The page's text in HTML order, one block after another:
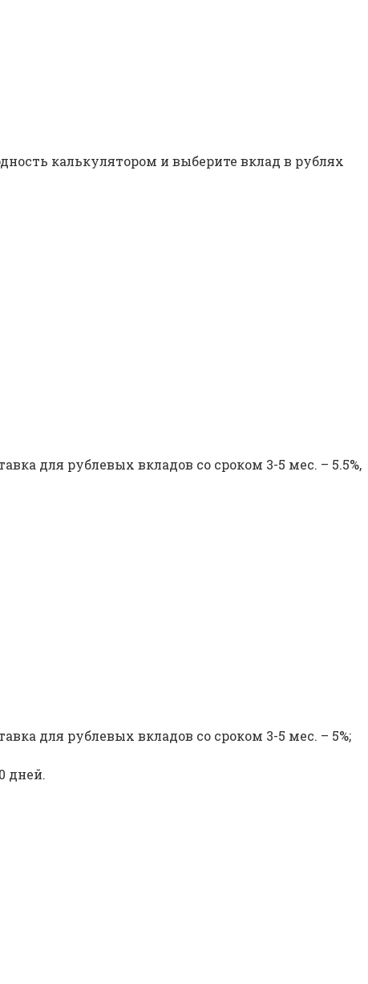
калькулятором и выберите вклад в рублях
для рублевых вкладов со сроком 3-5 мес. – 5.5%,
для рублевых вкладов со сроком 3-5 мес. – 5%;
дней.